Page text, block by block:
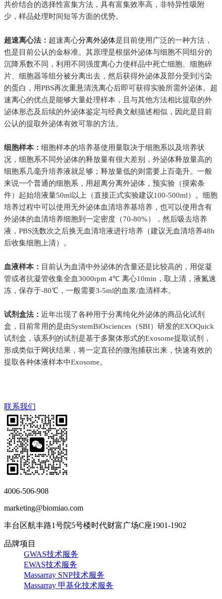
共价结合的选择性富集方法，具有富集效率高，非特异性吸附
少，样品处理时间短等方面的优势。
超速离心法： 超速离心分离外泌体是目前使用广泛的一种方法，
也是目前公认的金标准。其原理是根据外泌体与细胞不同组分的
沉降系数不同，利用不同强度离心力使样品中死亡细胞、细胞碎
片、细胞器等组分被分离出去，然后获得外泌体及部分受到污染
的蛋白，用PBS再次重悬清洗离心后即可获得实验所需外泌体。超
速离心的优点是能够大量处理样本，且与其他方法相比提取的外
泌体形态及后续的外泌体鉴定与经典文献描述相似，因此是目前
公认的提取外泌体有效可靠的方法。
细胞样本： 细胞样本的培养基使用量取决于细胞系以及培养状
况，细胞系不同外泌体的释放量有很大差别，外泌体释放量高的
细胞系几毫升培养液就足够；释放量低的则需要上百毫升。一般
来说一个普通的细胞系，用超离分离外泌体，预实验（摸索条
件）起始培液量50ml以上（直接正式实验建议100-500ml）。细胞
培养过程中可以使用无外泌体血清培养基培养，也可以使用含有
外泌体的血清培养细胞到一定密度（70-80%），然后吸去培养
液，PBS洗数次之后换无血清培液进行培养（建议无血清培养48h
后收集细胞上清）。
血液样本： 目前认为血清中外泌体的含量还是比较高的，用促凝
管或者抗凝管收集全血3000rpm 4℃ 离心10min，取上清，液氮速
冻，保存于-80℃，一般需要3-5ml的血浆/血清样本。
试剂盒法： 近年出现了各种用于分离纯化外泌体的商品化试剂
盒，目前常用的是由SystemBiOsciences（SBI）研发的EXOQuick
试剂盒，该系列的试剂是基于多聚体形式的Exosome提取试剂，
形成类似于网状结果，将一定直径的微泡捕获出来，快速有效的
提取各种体液样本中Exosome。
联系我们
4006-506-908
marketing@biomiao.com
丰台区航丰路1号院5号楼时代财富广场C座1901-1902
品牌项目
GWAS技术服务
EWAS技术服务
Massarray SNP技术服务
Massarray 甲基化技术服务